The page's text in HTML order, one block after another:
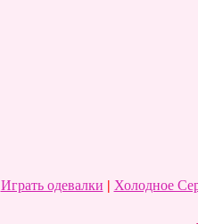
Играть одевалки | Холодное